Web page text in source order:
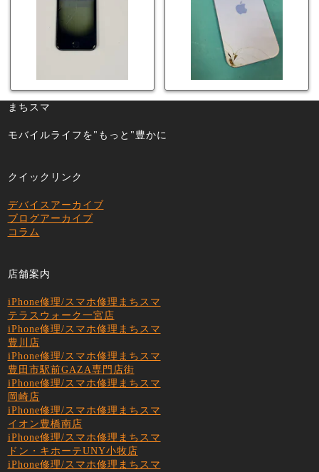
まちスマ
モバイルライフを"もっと"豊かに
クイックリンク
デバイスアーカイブ
ブログアーカイブ
コラム
店舗案内
iPhone修理/スマホ修理まちスマ
テラスウォーク一宮店
iPhone修理/スマホ修理まちスマ
豊川店
iPhone修理/スマホ修理まちスマ
豊田市駅前GAZA専門店街
iPhone修理/スマホ修理まちスマ
岡崎店
iPhone修理/スマホ修理まちスマ
イオン豊橋南店
iPhone修理/スマホ修理まちスマ
ドン・キホーテUNY小牧店
iPhone修理/スマホ修理まちスマ